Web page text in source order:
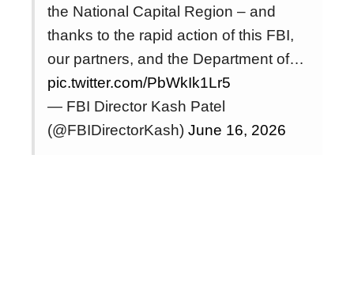
the National Capital Region – and
thanks to the rapid action of this FBI,
our partners, and the Department of…
pic.twitter.com/PbWkIk1Lr5
— FBI Director Kash Patel
(@FBIDirectorKash) June 16, 2026